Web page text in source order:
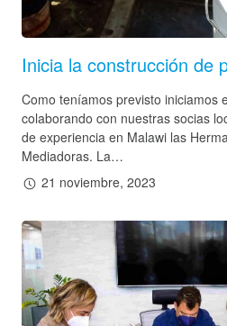
Inicia la construcción de
Como teníamos previsto iniciamos
colaborando con nuestras socias
de experiencia en Malawi las
Mediadoras. La…
21 noviembre, 2023